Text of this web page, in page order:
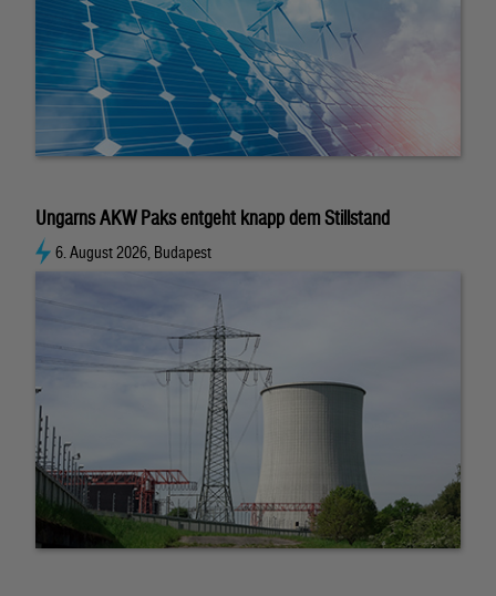
Ungarns AKW Paks entgeht knapp dem Stillstand
6. August 2026, Budapest